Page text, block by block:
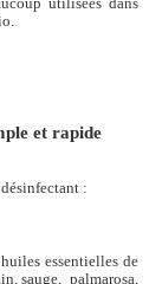
utilisées dans
et rapide
:
essentielles de
sauge, palmarosa,